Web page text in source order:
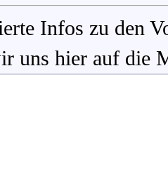
Infos zu den
uns hier auf die